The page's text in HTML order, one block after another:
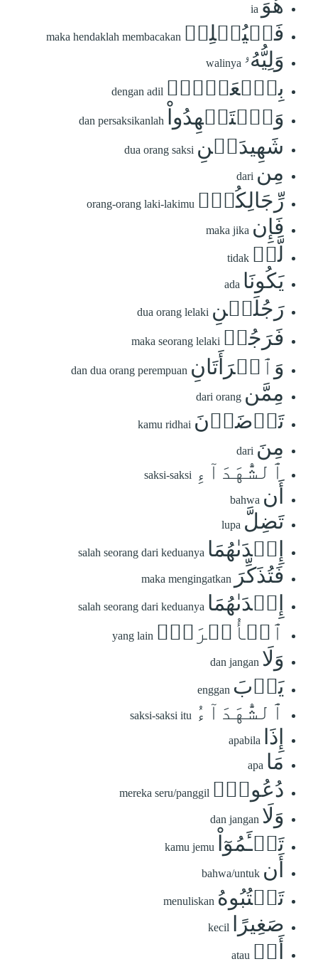
هُوَ ia
فَلۡيُمۡلِلۡ maka hendaklah membacakan
وَلِيُّهُۥ walinya
بِٱلۡعَدۡلِۚ dengan adil
وَٱسۡتَشۡهِدُواْ dan persaksikanlah
شَهِيدَيۡنِ dua orang saksi
مِن dari
رِّجَالِكُمۡۖ orang-orang laki-lakimu
فَإِن maka jika
لَّمۡ tidak
يَكُونَا ada
رَجُلَيۡنِ dua orang lelaki
فَرَجُلٞ maka seorang lelaki
وَٱمۡرَأَتَانِ dan dua orang perempuan
مِمَّن dari orang
تَرۡضَوۡنَ kamu ridhai
مِنَ dari
ٱلشُّهَدَآءِ saksi-saksi
أَن bahwa
تَضِلَّ lupa
إِحۡدَىٰهُمَا salah seorang dari keduanya
فَتُذَكِّرَ maka mengingatkan
إِحۡدَىٰهُمَا salah seorang dari keduanya
ٱلۡأُخۡرَىٰۚ yang lain
وَلَا dan jangan
يَأۡبَ enggan
ٱلشُّهَدَآءُ saksi-saksi itu
إِذَا apabila
مَا apa
دُعُواْۚ mereka seru/panggil
وَلَا dan jangan
تَسۡـَٔمُوٓاْ kamu jemu
أَن bahwa/untuk
تَكۡتُبُوهُ menuliskan
صَغِيرًا kecil
أَوۡ atau